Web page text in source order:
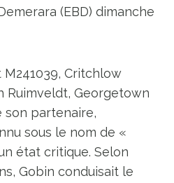
(EBD) dimanche
Critchlow
Ruimveldt, Georgetown
son partenaire,
sous le nom de «
état critique. Selon
Gobin conduisait le